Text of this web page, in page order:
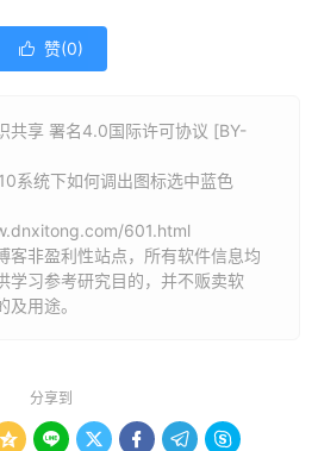
 赞(0)
共享 署名4.0国际许可协议 [BY-
系统下如何调出图标选中蓝色
601.html
客非盈利性站点，所有软件信息均
学习参考研究目的，并不贩卖软
用途。
分享到
     